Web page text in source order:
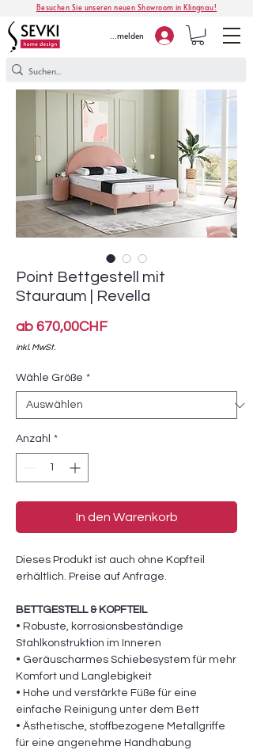
Besuchen Sie unseren neuen Showroom in Klingnau!
Anmelden
Point Bettgestell mit
Stauraum | Revella
ab 670,00CHFSale-
inkl. MwSt.
Wähle Größe *
Anzahl *
In den Warenkorb
Dieses Produkt ist auch ohne Kopfteil
erhältlich. Preise auf Anfrage.
BETTGESTELL & KOPFTEIL
• Robuste, korrosionsbeständige
Stahlkonstruktion im Inneren
• Geräuscharmes Schiebesystem für mehr
Komfort und Langlebigkeit
• Hohe und verstärkte Füße für eine
einfache Reinigung unter dem Bett
• Ästhetische, stoffbezogene Metallgriffe
für eine angenehme Handhabung